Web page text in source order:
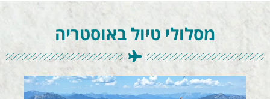
מסלולי טיול באוסטריה